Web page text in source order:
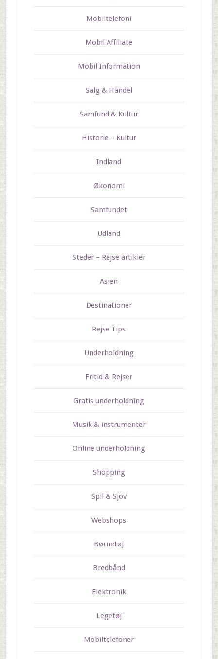
Mobiltelefoni
Mobil Affiliate
Mobil Information
Salg & Handel
Samfund & Kultur
Historie – Kultur
Indland
Økonomi
Samfundet
Udland
Steder – Rejse artikler
Asien
Destinationer
Rejse Tips
Underholdning
Fritid & Rejser
Gratis underholdning
Musik & instrumenter
Online underholdning
Shopping
Spil & Sjov
Webshops
Børnetøj
Bredbånd
Elektronik
Legetøj
Mobiltelefoner